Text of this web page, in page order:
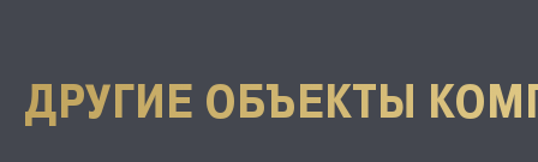
ДРУГИЕ ОБЪЕКТЫ